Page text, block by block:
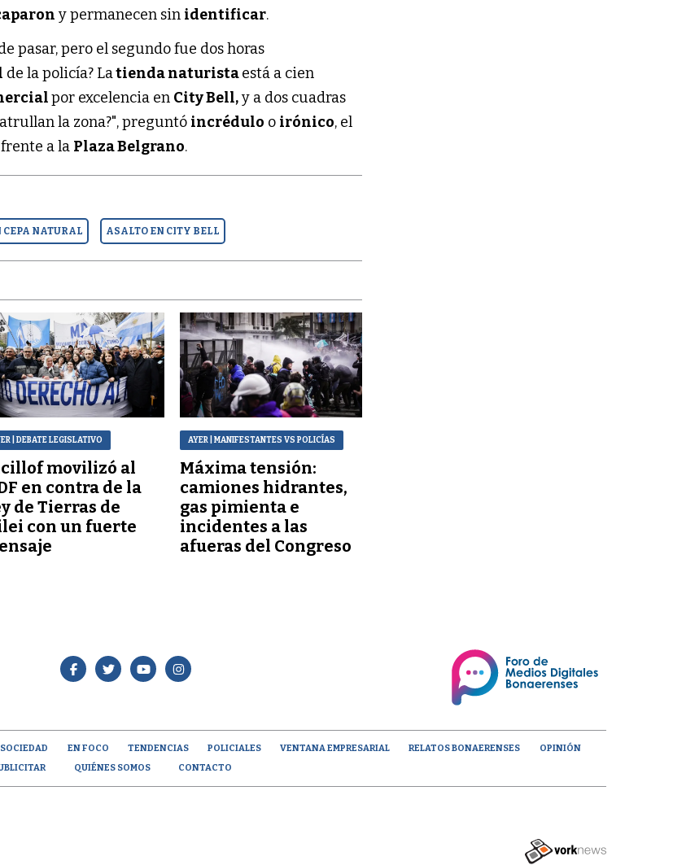
y permanecen sin identificar.
pasar, pero el segundo fue dos horas
de la policía? Latienda naturistaestá a cien
por excelencia en City Bell,y a dos cuadras
la zona?", preguntó incrédulo o irónico, el
a la Plaza Belgrano.
CEPA NATURAL ASALTO EN CITY BELL
| DEBATE LEGISLATIVO
movilizó al
en contra de la
de Tierras de
con un fuerte
AYER | MANIFESTANTES VS POLICÍAS
Máxima tensión:
camiones hidrantes,
gas pimienta e
incidentes a las
afueras del Congreso
SOCIEDAD EN FOCO TENDENCIAS POLICIALES VENTANA EMPRESARIAL RELATOS BONAERENSES
OPINIÓN
QUIÉNES SOMOS CONTACTO